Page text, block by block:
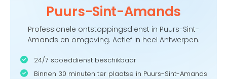
Puurs-Sint-Amands
Professionele ontstoppingsdienst in Puurs-Sint-
Amands en omgeving. Actief in heel Antwerpen.
24/7 spoeddienst beschikbaar
Binnen 30 minuten ter plaatse in Puurs-Sint-Amands